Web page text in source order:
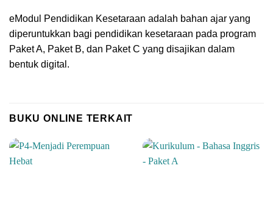
eModul Pendidikan Kesetaraan adalah bahan ajar yang
diperuntukkan bagi pendidikan kesetaraan pada program
Paket A, Paket B, dan Paket C yang disajikan dalam
bentuk digital.
BUKU ONLINE TERKAIT